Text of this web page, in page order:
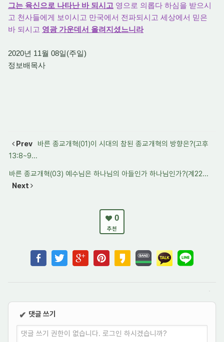
그는 육신으로 나타난 바 되시고 영으로 의롭다 하심을 받으시
고 천사들에게 보이시고 만국에서 전파되시고 세상에서 믿은
바 되시고 영광 가운데서 올려지셨느니라
2020년 11월 08일(주일)
정보배목사
Prev
바른 종교개혁(01)이 시대의 참된 종교개혁의 방향은?(고후
13:8~9...
바른 종교개혁(03) 예수님은 하나님의 아들인가 하나님인가?(계22...
Next
0
추천
✔ 댓글 쓰기
댓글 쓰기 권한이 없습니다. 로그인 하시겠습니까?